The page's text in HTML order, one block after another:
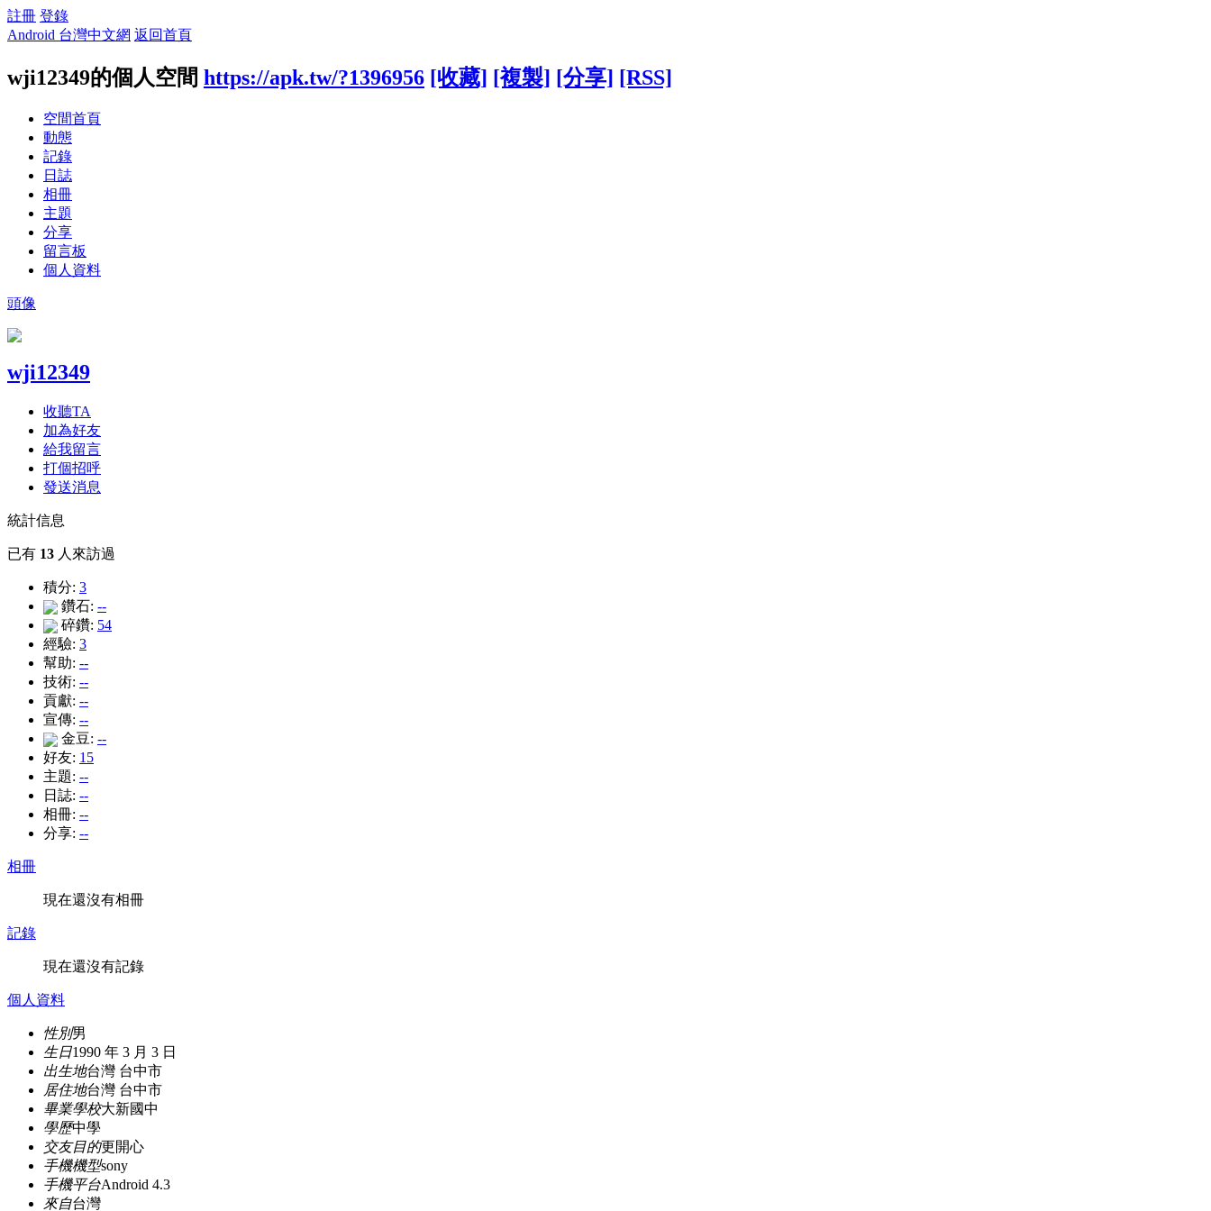
註冊 登錄
Android 台灣中文網 返回首頁
wji12349的個人空間 https://apk.tw/?1396956 [收藏] [複製] [分享] [RSS]
空間首頁
動態
記錄
日誌
相冊
主題
分享
留言板
個人資料
頭像
wji12349
收聽TA
加為好友
給我留言
打個招呼
發送消息
統計信息
已有 13 人來訪過
積分: 3
鑽石: --
碎鑽: 54
經驗: 3
幫助: --
技術: --
貢獻: --
宣傳: --
金豆: --
好友: 15
主題: --
日誌: --
相冊: --
分享: --
相冊
現在還沒有相冊
記錄
現在還沒有記錄
個人資料
性別男
生日1990 年 3 月 3 日
出生地台灣 台中市
居住地台灣 台中市
畢業學校大新國中
學歷中學
交友目的更開心
手機機型sony
手機平台Android 4.3
來自台灣